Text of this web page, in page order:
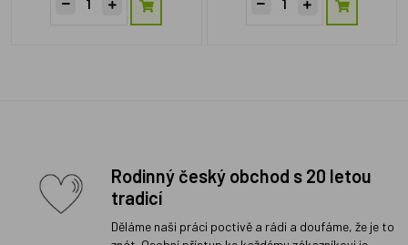
Rodinný český obchod s 20 letou
tradicí
Děláme naši práci poctivě a rádi a doufáme, že je to